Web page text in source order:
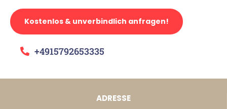
Kostenlos & unverbindlich anfragen!
+4915792653335
ADRESSE